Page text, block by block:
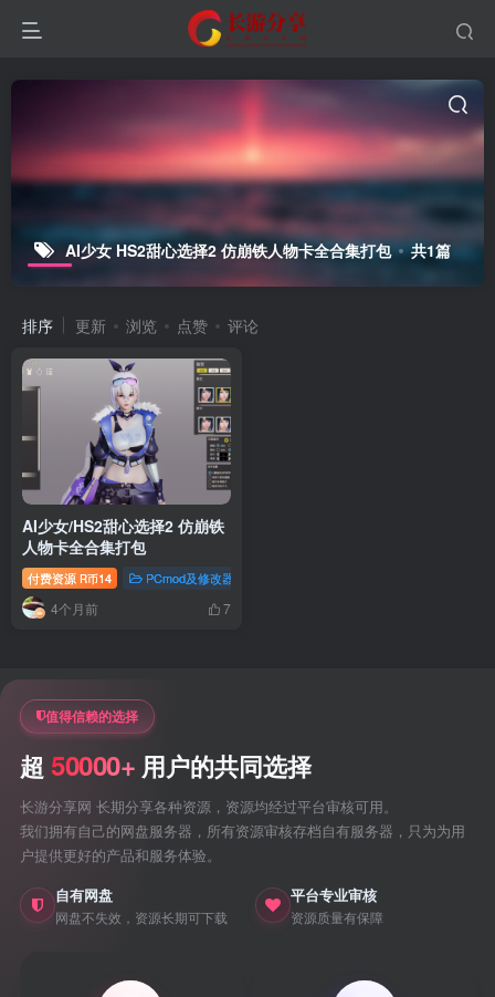
AI少女 HS2甜心选择2 仿崩铁人物卡全合集打包 共1篇
排序 更新 浏览 点赞 评论
AI少女/HS2甜心选择2 仿崩铁
人物卡全合集打包
付费资源 R币14 PCmod及修改器
4个月前 7
值得信赖的选择
超50000+ 用户的共同选择
长游分享网 长期分享各种资源，资源均经过平台审核可用。
我们拥有自己的网盘服务器，所有资源审核存档自有服务器，只为为用
户提供更好的产品和服务体验。
自有网盘
网盘不失效，资源长期可下载
平台专业审核
资源质量有保障